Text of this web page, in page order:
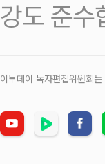
강도 준수
이투데이 독자편집위원회